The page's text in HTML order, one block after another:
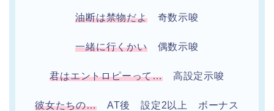
油断は禁物だよ奇数示唆
一緒に行くかい偶数示唆
君はエントロピーって… 高設定示唆
彼女たちの…AT後 設定2以上 ボーナス